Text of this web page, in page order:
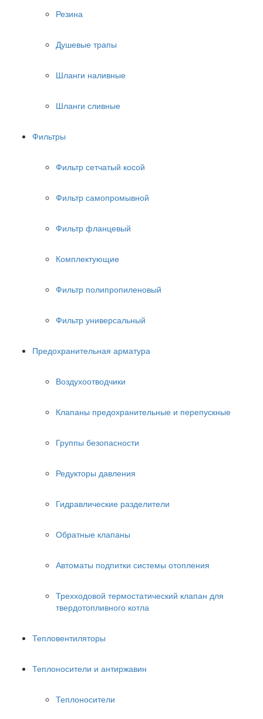
Резина
Душевые трапы
Шланги наливные
Шланги сливные
Фильтры
Фильтр сетчатый косой
Фильтр самопромывной
Фильтр фланцевый
Комплектующие
Фильтр полипропиленовый
Фильтр универсальный
Предохранительная арматура
Воздухоотводчики
Клапаны предохранительные и перепускные
Группы безопасности
Редукторы давления
Гидравлические разделители
Обратные клапаны
Автоматы подпитки системы отопления
Трехходовой термостатический клапан для
твердотопливного котла
Тепловентиляторы
Теплоносители и антиржавин
Теплоносители